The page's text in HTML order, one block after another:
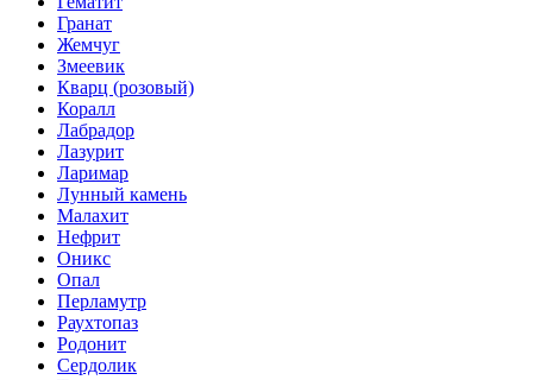
Гранат
Жемчуг
Змеевик
Кварц (розовый)
Коралл
Лабрадор
Лазурит
Ларимар
Лунный камень
Малахит
Нефрит
Оникс
Опал
Перламутр
Раухтопаз
Родонит
Сердолик